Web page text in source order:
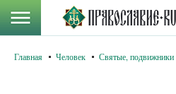
Главная Человек Святые, подвижники